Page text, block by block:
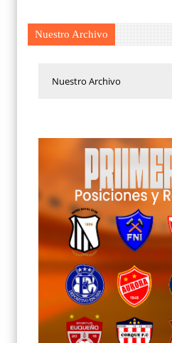
Nuestro Archivo